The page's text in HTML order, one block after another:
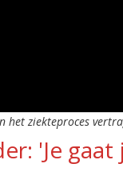
het ziekteproces
'Je